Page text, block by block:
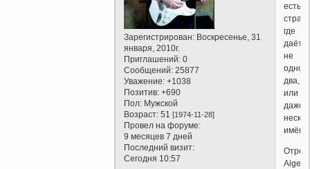
Зарегистрирован: Воскресенье, 31
января, 2010г.
Приглашений: 0
Сообщений: 25877
Уважение: +1038
Позитив: +690
Пол: Мужской
Возраст: 51[1974-11-28]
Провел на форуме:
9 месяцев 7 дней
Последний визит:
Сегодня 10:57
есть
где
не
одно,
два,
или
даже
имён!